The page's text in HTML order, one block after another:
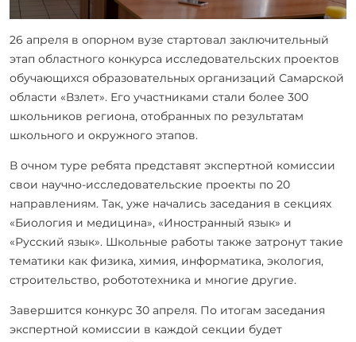
26 апреля в опорном вузе стартовал заключительный
этап областного конкурса исследовательских проектов
обучающихся образовательных организаций Самарской
области «Взлет». Его участниками стали более 300
школьников региона, отобранных по результатам
школьного и окружного этапов.
В очном туре ребята представят экспертной комиссии
свои научно-исследовательские проекты по 20
направлениям. Так, уже начались заседания в секциях
«Биология и медицина», «Иностранный язык» и
«Русский язык». Школьные работы также затронут такие
тематики как физика, химия, информатика, экология,
строительство, робототехника и многие другие.
Завершится конкурс 30 апреля. По итогам заседания
экспертной комиссии в каждой секции будет